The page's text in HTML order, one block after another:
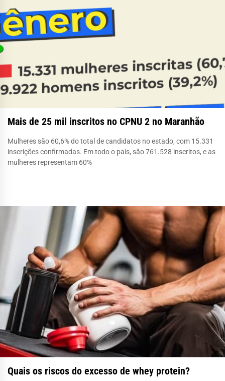
Mais de 25 mil inscritos no CPNU 2 no Maranhão
Mulheres são 60,6% do total de candidatos no estado, com 15.331
inscrições confirmadas. Em todo o país, são 761.528 inscritos, e as
mulheres representam 60%
Quais os riscos do excesso de whey protein?